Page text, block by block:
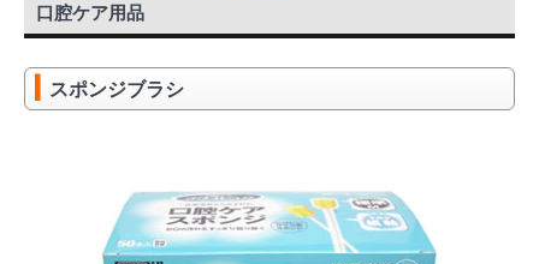
口腔ケア用品
スポンジブラシ